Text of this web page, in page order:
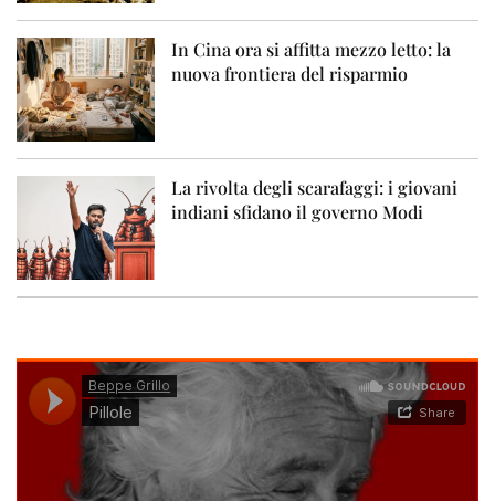
In Cina ora si affitta mezzo letto: la
nuova frontiera del risparmio
La rivolta degli scarafaggi: i giovani
indiani sfidano il governo Modi